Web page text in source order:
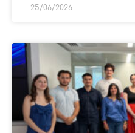
25/06/2026